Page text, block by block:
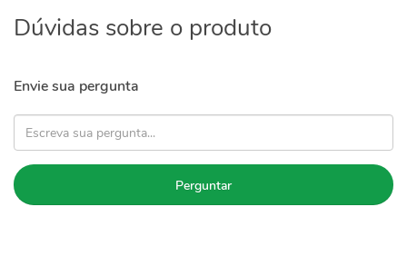
Dúvidas sobre o produto
Envie sua pergunta
Perguntar